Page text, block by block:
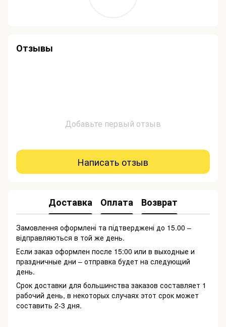
Отзывы
Добавьте первый отзыв
Написать отзыв
Доставка Оплата Возврат
Замовлення оформлені та підтверджені до 15.00 –
відправляються в той же день.
Если заказ оформлен после 15:00 или в выходные и
праздничные дни – отправка будет на следующий
день.
Срок доставки для большинства заказов составляет 1
рабочий день, в некоторых случаях этот срок может
составить 2-3 дня.